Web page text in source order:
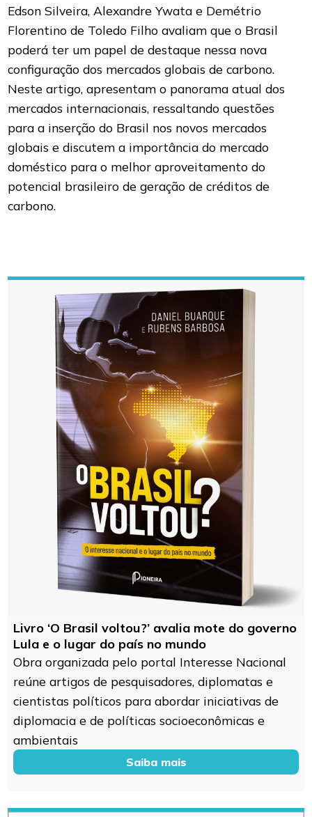
Edson Silveira, Alexandre Ywata e Demétrio
Florentino de Toledo Filho avaliam que o Brasil
poderá ter um papel de destaque nessa nova
configuração dos mercados globais de carbono.
Neste artigo, apresentam o panorama atual dos
mercados internacionais, ressaltando questões
para a inserção do Brasil nos novos mercados
globais e discutem a importância do mercado
doméstico para o melhor aproveitamento do
potencial brasileiro de geração de créditos de
carbono.
Livro ‘O Brasil voltou?’ avalia mote do governo
Lula e o lugar do país no mundo
Obra organizada pelo portal Interesse Nacional
reúne artigos de pesquisadores, diplomatas e
cientistas políticos para abordar iniciativas de
diplomacia e de políticas socioeconômicas e
ambientais
Saiba mais